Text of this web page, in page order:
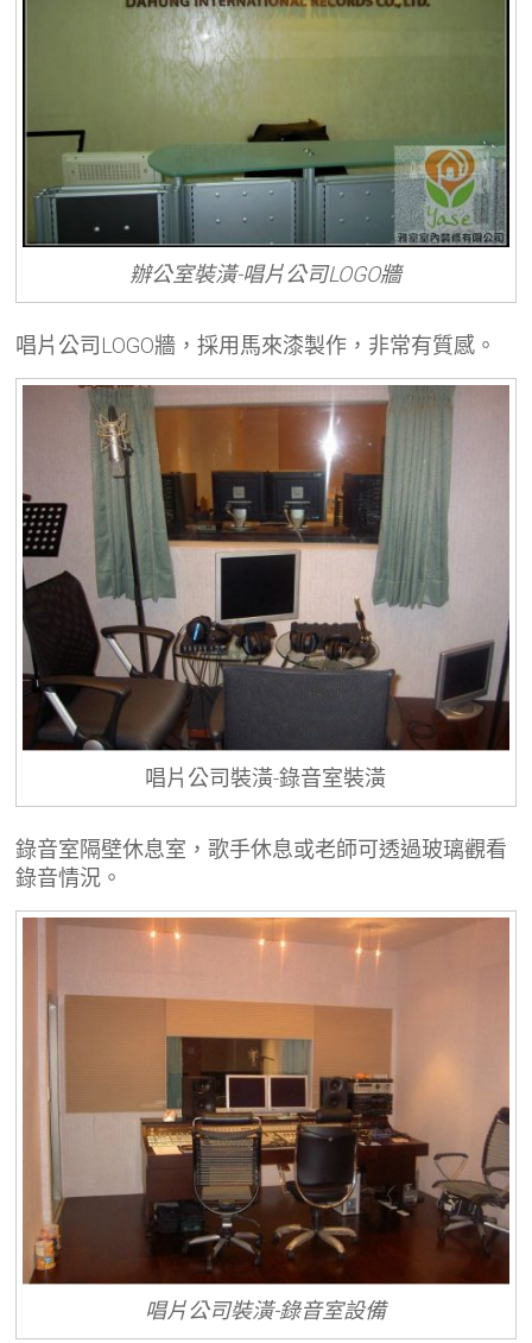
辦公室裝潢-唱片公司LOGO牆
唱片公司LOGO牆，採用馬來漆製作，非常有質感。
唱片公司裝潢-錄音室裝潢
錄音室隔壁休息室，歌手休息或老師可透過玻璃觀看
錄音情況。
唱片公司裝潢-錄音室設備